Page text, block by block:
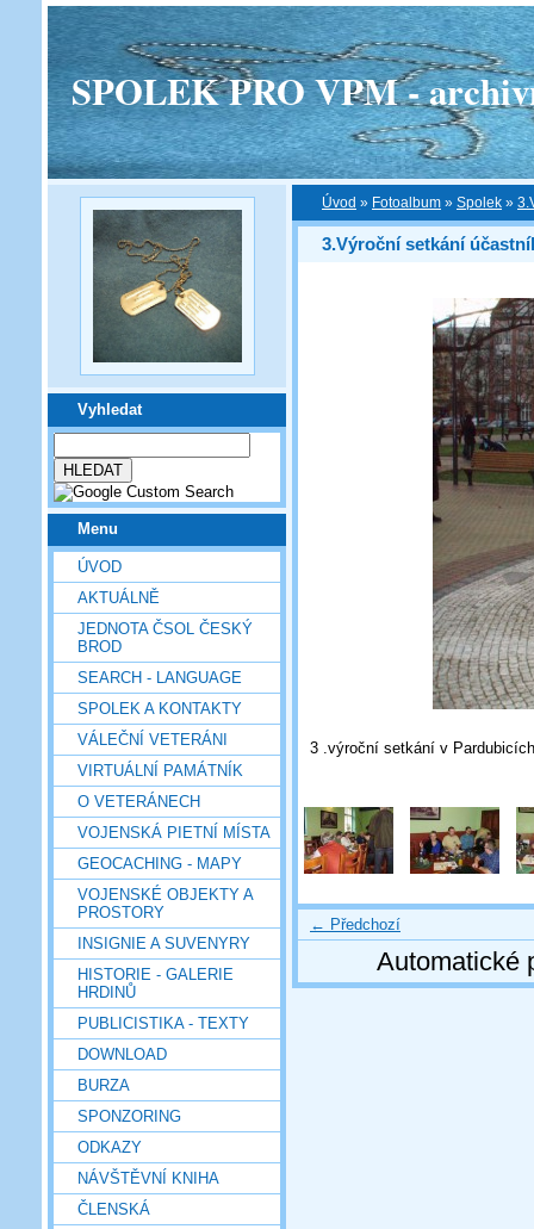
SPOLEK PRO VPM -
Vyhledat
Menu
ÚVOD
AKTUÁLNĚ
JEDNOTA ČSOL ČESKÝ
BROD
SEARCH - LANGUAGE
SPOLEK A KONTAKTY
VÁLEČNÍ VETERÁNI
VIRTUÁLNÍ PAMÁTNÍK
O VETERÁNECH
VOJENSKÁ PIETNÍ MÍSTA
GEOCACHING - MAPY
VOJENSKÉ OBJEKTY A
PROSTORY
INSIGNIE A SUVENYRY
HISTORIE - GALERIE
HRDINŮ
PUBLICISTIKA - TEXTY
DOWNLOAD
BURZA
SPONZORING
ODKAZY
NÁVŠTĚVNÍ KNIHA
ČLENSKÁ
Úvod » Fotoalbum » Spolek »
3.Výroční setkání
3 .výroční setkání v
← Předchozí
Automatické